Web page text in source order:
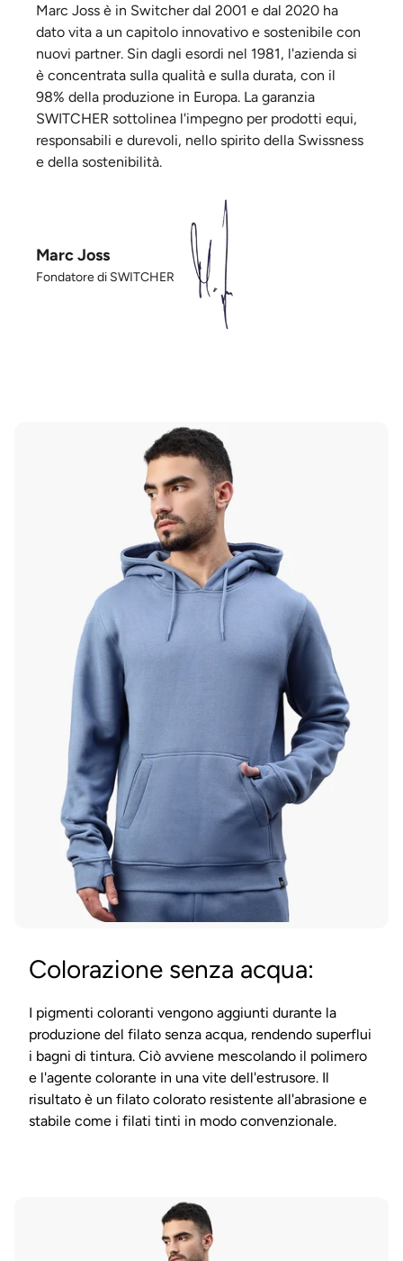
Marc Joss è in Switcher dal 2001 e dal 2020 ha
dato vita a un capitolo innovativo e sostenibile con
nuovi partner. Sin dagli esordi nel 1981, l'azienda si
è concentrata sulla qualità e sulla durata, con il
98% della produzione in Europa. La garanzia
SWITCHER sottolinea l'impegno per prodotti equi,
responsabili e durevoli, nello spirito della Swissness
e della sostenibilità.
Marc Joss
Fondatore di SWITCHER
Colorazione senza acqua:
I pigmenti coloranti vengono aggiunti durante la
produzione del filato senza acqua, rendendo superflui
i bagni di tintura. Ciò avviene mescolando il polimero
e l'agente colorante in una vite dell'estrusore. Il
risultato è un filato colorato resistente all'abrasione e
stabile come i filati tinti in modo convenzionale.